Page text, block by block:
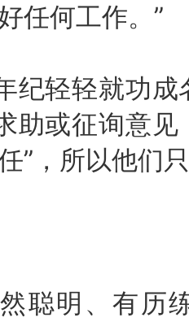
任何工作。”
轻轻就功成
助或征询意见
”，所以他们只
明、有历